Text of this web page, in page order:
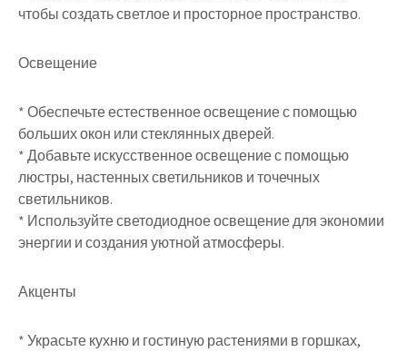
чтобы создать светлое и просторное пространство.
Освещение
* Обеспечьте естественное освещение с помощью
больших окон или стеклянных дверей.
* Добавьте искусственное освещение с помощью
люстры, настенных светильников и точечных
светильников.
* Используйте светодиодное освещение для экономии
энергии и создания уютной атмосферы.
Акценты
* Украсьте кухню и гостиную растениями в горшках,